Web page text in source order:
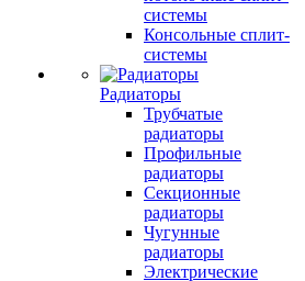
системы
Консольные сплит-
системы
Радиаторы
Трубчатые
радиаторы
Профильные
радиаторы
Секционные
радиаторы
Чугунные
радиаторы
Электрические